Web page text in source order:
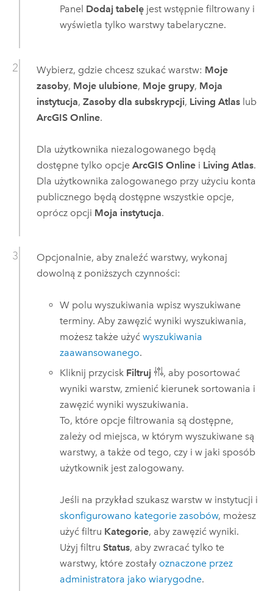
Panel Dodaj tabelę jest wstępnie filtrowany i
wyświetla tylko warstwy tabelaryczne.
Wybierz, gdzie chcesz szukać warstw: Moje
zasoby, Moje ulubione, Moje grupy, Moja
instytucja, Zasoby dla subskrypcji, Living Atlaslub
ArcGIS Online.
Dla użytkownika niezalogowanego będą
dostępne tylko opcje ArcGIS Onlinei Living Atlas.
Dla użytkownika zalogowanego przy użyciu konta
publicznego będą dostępne wszystkie opcje,
oprócz opcji Moja instytucja.
Opcjonalnie, aby znaleźć warstwy, wykonaj
dowolną z poniższych czynności:
W polu wyszukiwania wpisz wyszukiwane
terminy. Aby zawęzić wyniki wyszukiwania,
możesz także użyćwyszukiwania
zaawansowanego.
Kliknij przycisk Filtruj
, aby posortować
wyniki warstw, zmienić kierunek sortowania i
zawęzić wyniki wyszukiwania.
To, które opcje filtrowania są dostępne,
zależy od miejsca, w którym wyszukiwane są
warstwy, a także od tego, czy i w jaki sposób
użytkownik jest zalogowany.
Jeśli na przykład szukasz warstw w instytucji i
skonfigurowano kategorie zasobów, możesz
użyć filtru Kategorie, aby zawęzić wyniki.
Użyj filtruStatus, aby zwracać tylko te
warstwy, które zostały oznaczone przez
administratora jako wiarygodne.